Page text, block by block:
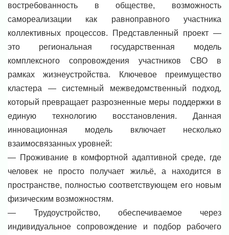
востребованность в обществе, возможность
самореализации как равноправного участника
коллективных процессов. Представленный проект —
это региональная государственная модель
комплексного сопровождения участников СВО в
рамках жизнеустройства. Ключевое преимущество
кластера — системный межведомственный подход,
который превращает разрозненные меры поддержки в
единую технологию восстановления. Данная
инновационная модель включает несколько
взаимосвязанных уровней:
— Проживание в комфортной адаптивной среде, где
человек не просто получает жильё, а находится в
пространстве, полностью соответствующем его новым
физическим возможностям.
— Трудоустройство, обеспечиваемое через
индивидуальное сопровождение и подбор рабочего